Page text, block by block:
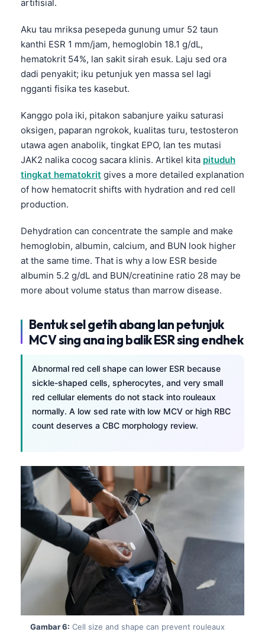
artifisial.
Aku tau mriksa pesepeda gunung umur 52 taun
kanthi ESR 1 mm/jam, hemoglobin 18.1 g/dL,
hematokrit 54%, lan sakit sirah esuk. Laju sed ora
dadi penyakit; iku petunjuk yen massa sel lagi
ngganti fisika tes kasebut.
Kanggo pola iki, pitakon sabanjure yaiku saturasi
oksigen, paparan ngrokok, kualitas turu, testosteron
utawa agen anabolik, tingkat EPO, lan tes mutasi
JAK2 nalika cocog sacara klinis. Artikel kita pituduh
tingkat hematokrit gives a more detailed explanation
of how hematocrit shifts with hydration and red cell
production.
Dehydration can concentrate the sample and make
hemoglobin, albumin, calcium, and BUN look higher
at the same time. That is why a low ESR beside
albumin 5.2 g/dL and BUN/creatinine ratio 28 may be
more about volume status than marrow disease.
Bentuk sel getih abang lan petunjuk
MCV sing ana ing balik ESR sing endhek
Abnormal red cell shape can lower ESR because
sickle-shaped cells, spherocytes, and very small
red cellular elements do not stack into rouleaux
normally. A low sed rate with low MCV or high RBC
count deserves a CBC morphology review.
Gambar 6: Cell size and shape can prevent rouleaux
Кыргызча
Татар теле
Беларуская мова
Esperanto
Frysk
Ślōnskŏ gŏdka
Norsk bokmål